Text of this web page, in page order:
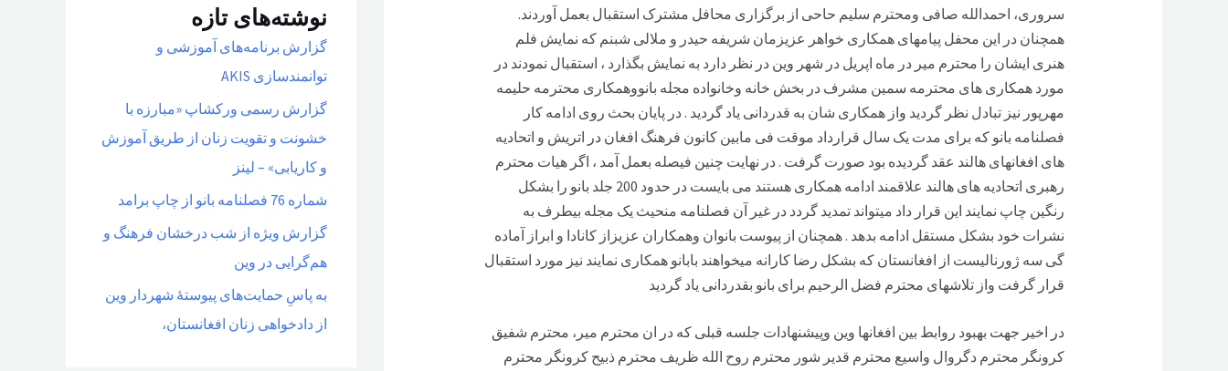
سروری، احمدالله صافی ومحترم سلیم حاحی از برگزاری محافل مشترک استقبال بعمل آوردند.
همچنان در این محفل پیامهای همکاری خواهر عزیزمان شریفه حیدر و ملالی شبنم که نمایش فلم
هنری ایشان را محترم میر در ماه اپریل در شهر وین در نظر دارد به نمایش بگذارد ، استقبال نمودند در
مورد همکاری های محترمه سمین مشرف در بخش خانه وخانواده مجله بانووهمکاری محترمه حلیمه
مهرپور نیز تبادل نظر گردید واز همکاری شان به قدردانی یاد گردید . در پایان بحث روی ادامه کار
فصلنامه بانو که برای مدت یک سال قرارداد موقت فی مابین کانون فرهنگ افغان در اتریش و اتحادیه
های افغانهای هالند عقد گردیده بود صورت گرفت . در نهایت چنین فیصله بعمل آمد ، اگر هیات محترم
رهبری اتحادیه های هالند علاقمند ادامه همکاری هستند می بایست در حدود 200 جلد بانو را بشکل
رنگین چاپ نمایند این قرار داد میتواند تمدید گردد در غیر آن فصلنامه منحیث یک مجله بیطرف به
نشرات خود بشکل مستقل ادامه بدهد . همچنان از پیوست بانوان وهمکاران عزیزاز کانادا و ابراز آماده
گی سه ژورنالیست از افغانستان که بشکل رضا کارانه میخواهند بابانو همکاری نمایند نیز مورد استقبال
قرار گرفت واز تلاشهای محترم فضل الرحیم برای بانو بقدردانی یاد گردید
در اخیر جهت بهبود روابط بین افغانها وین وپیشنهادات جلسه قبلی که در ان محترم میر، محترم شفیق
کرونگر محترم دگروال واسیع محترم قدیر شور محترم روح الله ظریف محترم ذبیح کرونگر محترم
نوشته‌های تازه
گزارش برنامه‌های آموزشی و
توانمندسازی AKIS
گزارش رسمی ورکشاپ «مبارزه با
خشونت و تقویت زنان از طریق آموزش
و کاریابی» – لینز
شماره 76 فصلنامه بانو از چاپ برامد
گزارش ویژه از شب درخشان فرهنگ و
هم‌گرایی در وین
به پاسِ حمایت‌های پیوستهٔ شهردار وین
از دادخواهی زنان افغانستان،